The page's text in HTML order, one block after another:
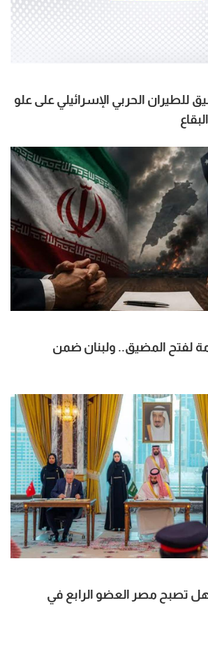
للطيران الحربي الإسرائيلي على علو
لفتح المضيق.. ولبنان ضمن
هل تصبح مصر العضو الرابع في